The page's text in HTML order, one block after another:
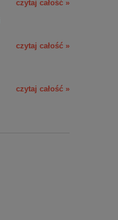
czytaj całość »
czytaj całość »
czytaj całość »